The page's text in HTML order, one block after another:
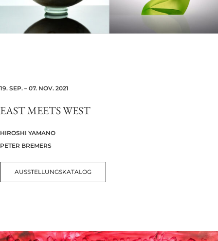
19. SEP. – 07. NOV. 2021
EAST MEETS WEST
HIROSHI YAMANO
PETER BREMERS
AUSSTELLUNGSKATALOG